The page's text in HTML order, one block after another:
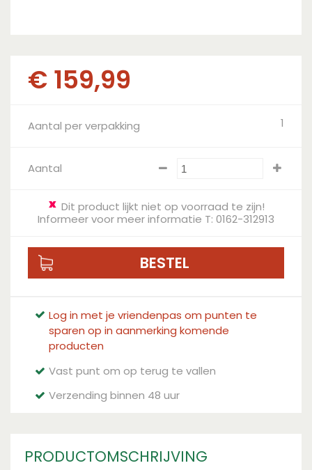
€159,99
Aantal per verpakking 1
Aantal
Dit product lijkt niet op voorraad te zijn!
Informeer voor meer informatie T: 0162-312913
Log in met je vriendenpas om punten te
sparen op in aanmerking komende
producten
Vast punt om op terug te vallen
Verzending binnen 48 uur
PRODUCTOMSCHRIJVING